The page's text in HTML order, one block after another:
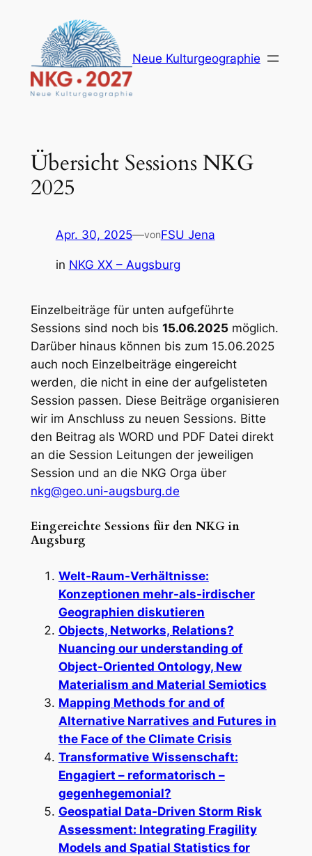
springen
Neue Kulturgeographie
Übersicht Sessions NKG
2025
Apr. 30, 2025—vonFSU Jena
in NKG XX – Augsburg
Einzelbeiträge für unten aufgeführte
Sessions sind noch bis 15.06.2025 möglich.
Darüber hinaus können bis zum 15.06.2025
auch noch Einzelbeiträge eingereicht
werden, die nicht in eine der aufgelisteten
Session passen. Diese Beiträge organisieren
wir im Anschluss zu neuen Sessions. Bitte
den Beitrag als WORD und PDF Datei direkt
an die Session Leitungen der jeweiligen
Session und an die NKG Orga über
nkg@geo.uni-augsburg.de
Eingereichte Sessions für den NKG in
Augsburg
Welt-Raum-Verhältnisse:
Konzeptionen mehr-als-irdischer
Geographien diskutieren
Objects, Networks, Relations?
Nuancing our understanding of
Object-Oriented Ontology, New
Materialism and Material Semiotics
Mapping Methods for and of
Alternative Narratives and Futures in
the Face of the Climate Crisis
Transformative Wissenschaft:
Engagiert – reformatorisch –
gegenhegemonial?
Geospatial Data-Driven Storm Risk
Assessment: Integrating Fragility
Models and Spatial Statistics for